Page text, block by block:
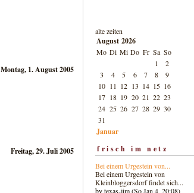
Montag, 1. August 2005
Freitag, 29. Juli 2005
alte zeiten
August 2026
Mo Di Mi Do Fr Sa So
1
2
3
4 5 6 7 8
9
10 11 12 13 14 15 16
17 18 19 20 21 22 23
24 25 26 27 28 29 30
31
Januar
frisch im netz
Bei einem Urgestein von...
Bei einem Urgestein von
Kleinbloggersdorf findet sich...
by texas-jim (So Jan 4, 20:08)